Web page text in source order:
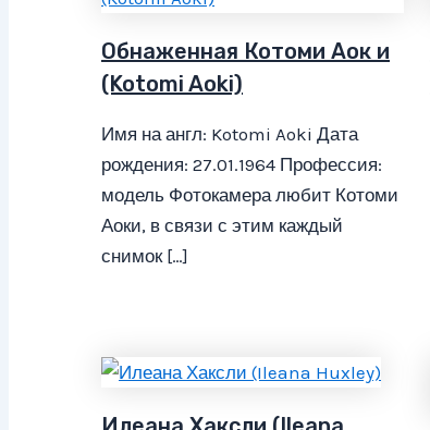
Обнаженная Котоми Аок и
(Kotomi Aoki)
Имя на англ: Kotomi Aoki Дата
рождения: 27.01.1964 Профессия:
модель Фотокамера любит Котоми
Аоки, в связи с этим каждый
снимок […]